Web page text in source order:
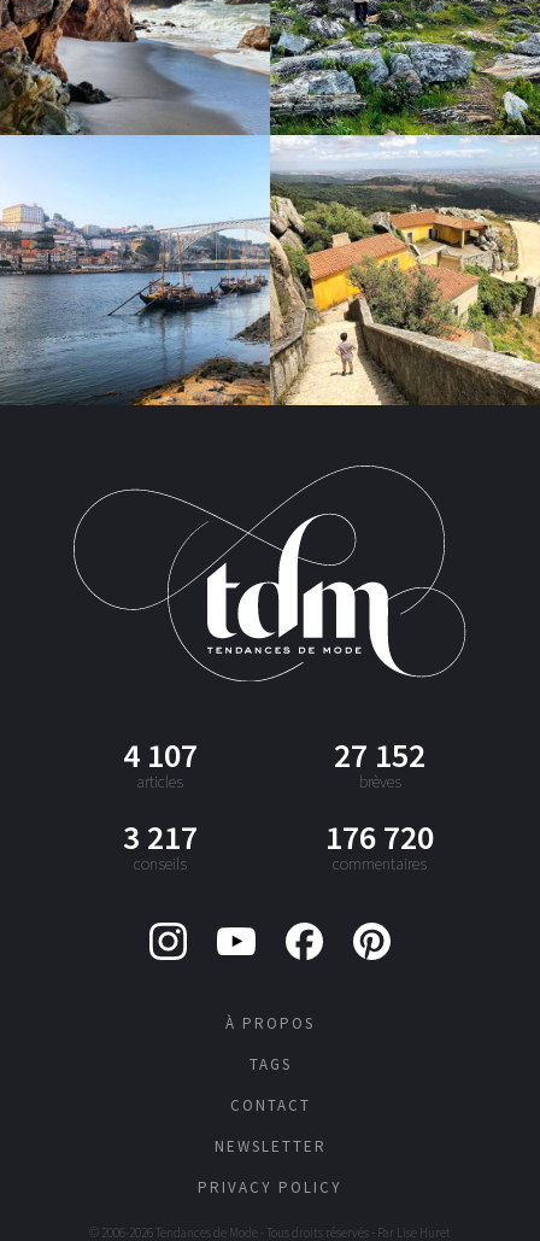
4 107
articles
27 152
brèves
3 217
conseils
176 720
commentaires
À PROPOS
TAGS
CONTACT
NEWSLETTER
PRIVACY POLICY
© 2006-2026 Tendances de Mode - Tous droits réservés - Par Lise Huret